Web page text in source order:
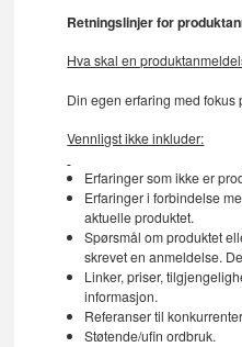
Retningslinjer for
Hva skal en
Din egen erfaring med fokus
Vennligst ikke inkluder:
Erfaringer som ikke er
Erfaringer i forbindelse
aktuelle produktet.
Spørsmål om produktet
skrevet en anmeldelse.
Linker, priser,
informasjon.
Referanser til konkurrenter
Støtende/ufin ordbruk.